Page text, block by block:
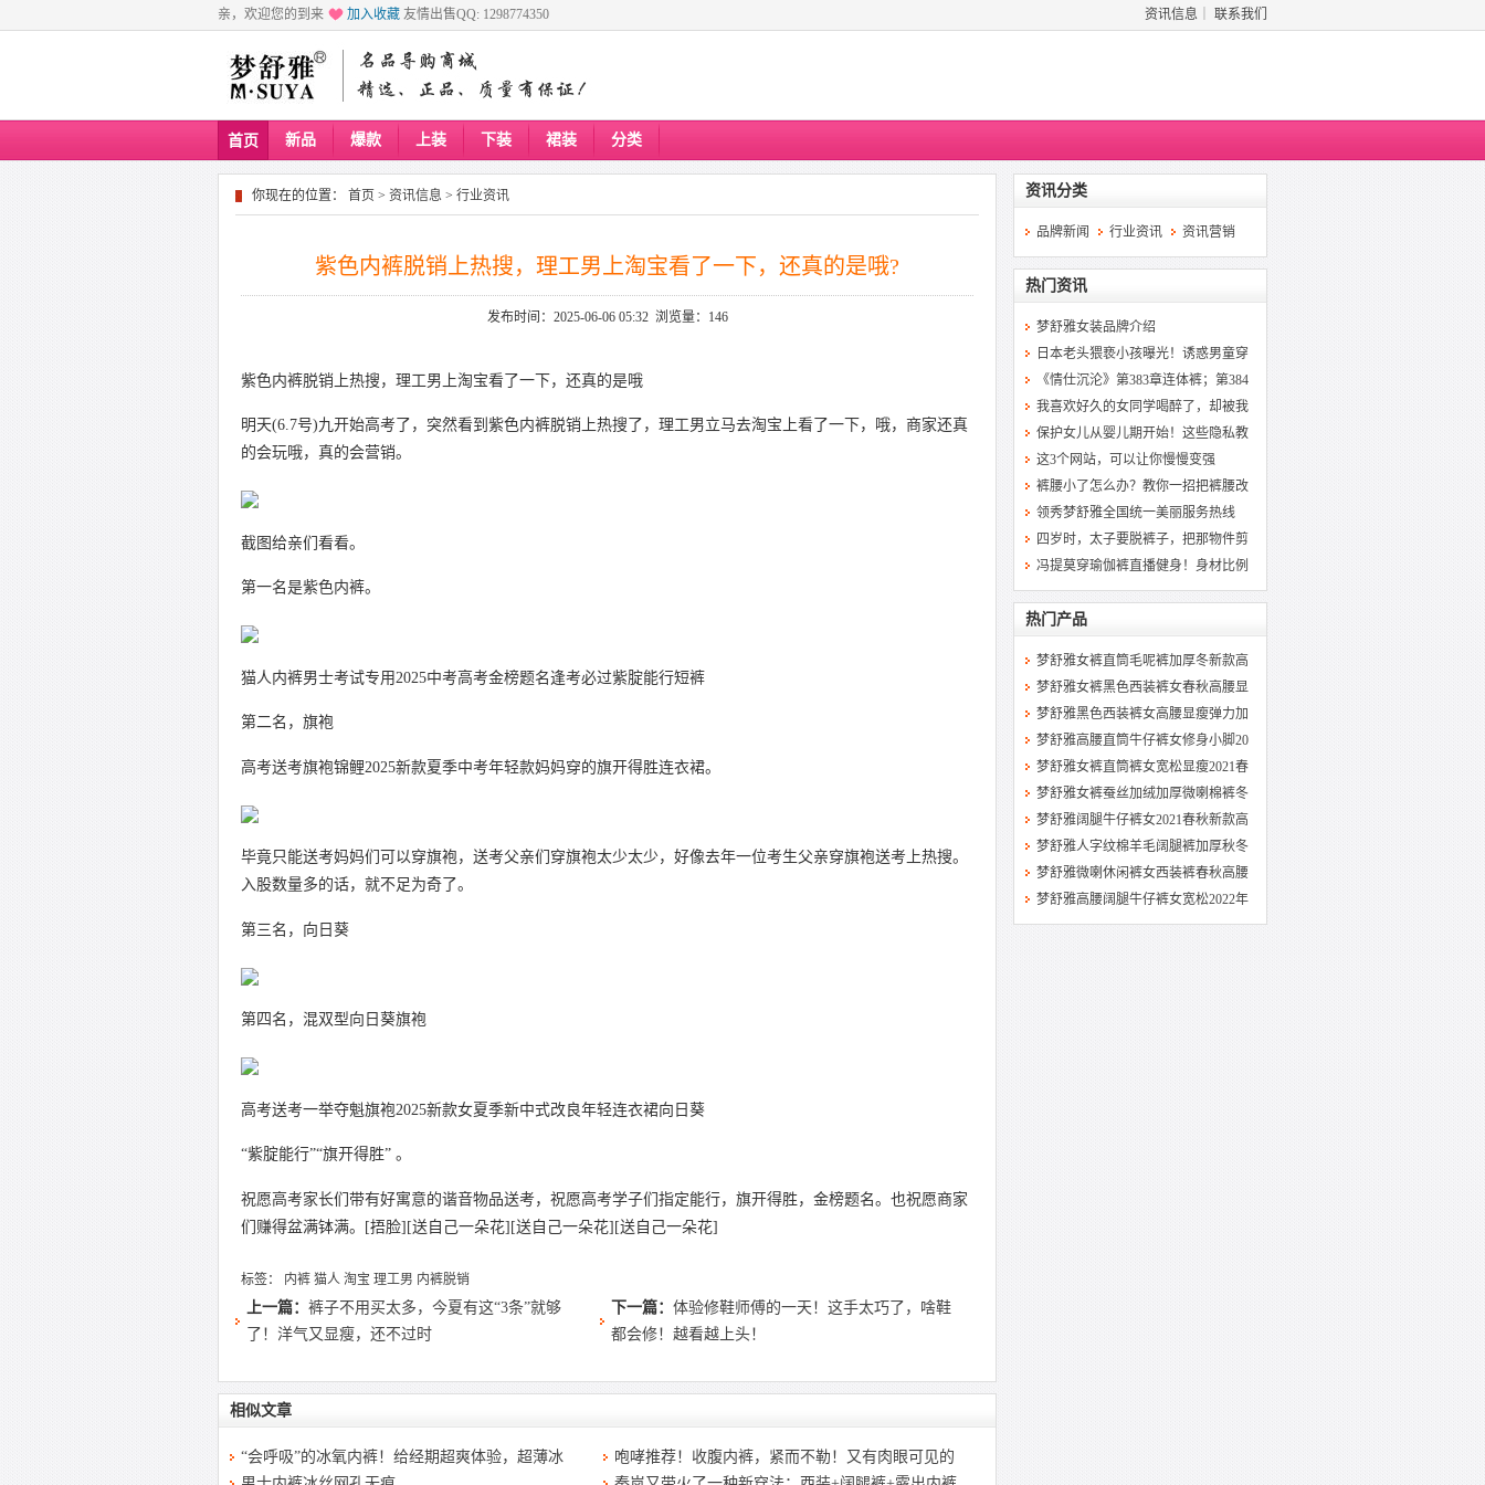
亲，欢迎您的到来 加入收藏 友情出售QQ: 1298774350 资讯信息 联系我们
首页 新品 爆款 上装 下装 裙装 分类
你现在的位置： 首页 > 资讯信息 > 行业资讯
紫色内裤脱销上热搜，理工男上淘宝看了一下，还真的是哦?
发布时间：2025-06-06 05:32 浏览量：146
紫色内裤脱销上热搜，理工男上淘宝看了一下，还真的是哦
明天(6.7号)九开始高考了，突然看到紫色内裤脱销上热搜了，理工男立马去淘宝上看了一下，哦，商家还真
的会玩哦，真的会营销。
截图给亲们看看。
第一名是紫色内裤。
猫人内裤男士考试专用2025中考高考金榜题名逢考必过紫腚能行短裤
第二名，旗袍
高考送考旗袍锦鲤2025新款夏季中考年轻款妈妈穿的旗开得胜连衣裙。
毕竟只能送考妈妈们可以穿旗袍，送考父亲们穿旗袍太少太少，好像去年一位考生父亲穿旗袍送考上热搜。
入股数量多的话，就不足为奇了。
第三名，向日葵
第四名，混双型向日葵旗袍
高考送考一举夺魁旗袍2025新款女夏季新中式改良年轻连衣裙向日葵
“紫腚能行”“旗开得胜” 。
祝愿高考家长们带有好寓意的谐音物品送考，祝愿高考学子们指定能行，旗开得胜，金榜题名。也祝愿商家
们赚得盆满钵满。[捂脸][送自己一朵花][送自己一朵花][送自己一朵花]
标签： 内裤 猫人 淘宝 理工男 内裤脱销
上一篇： 裤子不用买太多，今夏有这“3条”就够
了！洋气又显瘦，还不过时
下一篇：体验修鞋师傅的一天！这手太巧了，啥鞋
都会修！越看越上头！
相似文章
“会呼吸”的冰氧内裤！给经期超爽体验，超薄冰
咆哮推荐！收腹内裤，紧而不勒！又有肉眼可见的
资讯分类
品牌新闻 行业资讯 资讯营销
热门资讯
梦舒雅女装品牌介绍
日本老头猥亵小孩曝光！诱惑男童穿
《情仕沉沦》第383章连体裤；第384
我喜欢好久的女同学喝醉了，却被我
保护女儿从婴儿期开始！这些隐私教
这3个网站，可以让你慢慢变强
裤腰小了怎么办？教你一招把裤腰改
领秀梦舒雅全国统一美丽服务热线
四岁时，太子要脱裤子，把那物件剪
冯提莫穿瑜伽裤直播健身！身材比例
热门产品
梦舒雅女裤直筒毛呢裤加厚冬新款高
梦舒雅女裤黑色西装裤女春秋高腰显
梦舒雅黑色西装裤女高腰显瘦弹力加
梦舒雅高腰直筒牛仔裤女修身小脚20
梦舒雅女裤直筒裤女宽松显瘦2021春
梦舒雅女裤蚕丝加绒加厚微喇棉裤冬
梦舒雅阔腿牛仔裤女2021春秋新款高
梦舒雅人字纹棉羊毛阔腿裤加厚秋冬
梦舒雅微喇休闲裤女西装裤春秋高腰
梦舒雅高腰阔腿牛仔裤女宽松2022年